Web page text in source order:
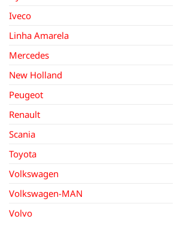
Iveco
Linha Amarela
Mercedes
New Holland
Peugeot
Renault
Scania
Toyota
Volkswagen
Volkswagen-MAN
Volvo